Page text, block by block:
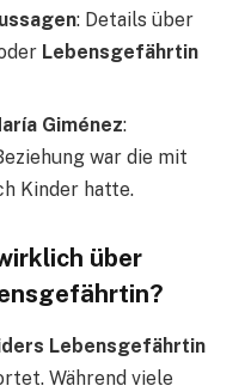
: Details über
Lebensgefährtin
Giménez:
war die mit
Kinder hatte.
über
Lebensgefährtin
Während viele